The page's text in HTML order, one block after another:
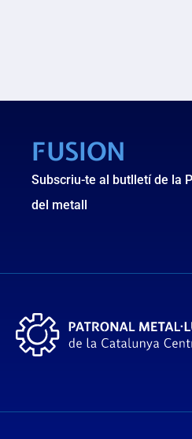
FUSION
Subscriu-te al butlletí de la
del metall